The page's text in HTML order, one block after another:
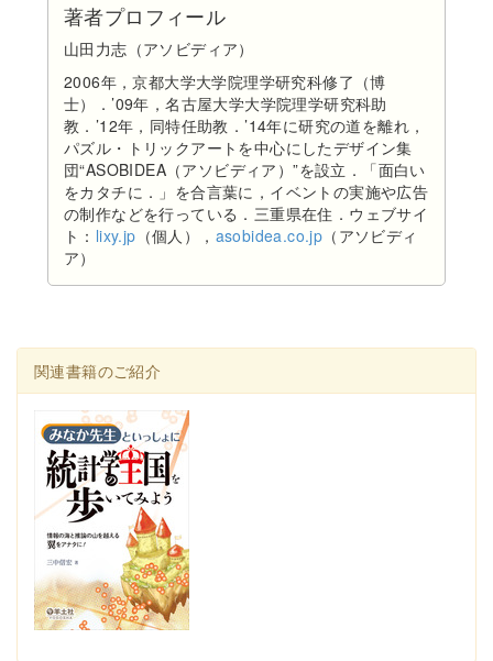
著者プロフィール
山田力志（アソビディア）
2006年，京都大学大学院理学研究科修了（博
士）．’09年，名古屋大学大学院理学研究科助
教．’12年，同特任助教．’14年に研究の道を離れ，
パズル・トリックアートを中心にしたデザイン集
団“ASOBIDEA（アソビディア）”を設立．「面白い
をカタチに．」を合言葉に，イベントの実施や広告
の制作などを行っている．三重県在住．ウェブサイ
ト： lixy.jp （個人）， asobidea.co.jp （アソビディ
ア）
関連書籍のご紹介